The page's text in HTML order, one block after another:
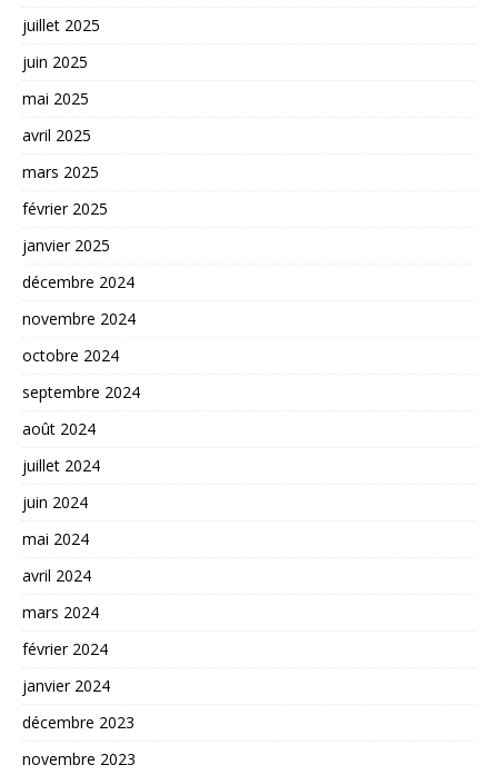
juillet 2025
juin 2025
mai 2025
avril 2025
mars 2025
février 2025
janvier 2025
décembre 2024
novembre 2024
octobre 2024
septembre 2024
août 2024
juillet 2024
juin 2024
mai 2024
avril 2024
mars 2024
février 2024
janvier 2024
décembre 2023
novembre 2023